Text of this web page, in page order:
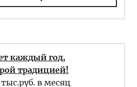
каждый год,
традицией!
в месяц